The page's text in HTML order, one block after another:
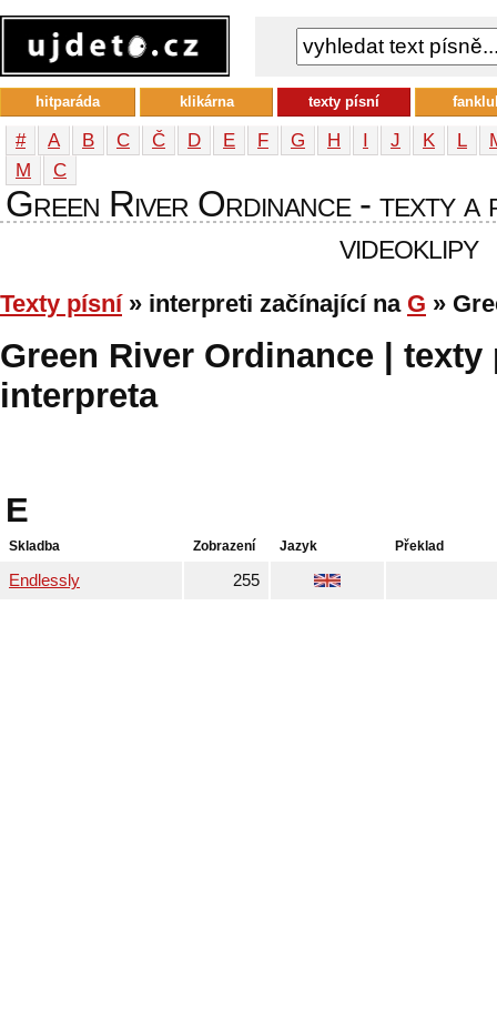
# A B C Č D E F G H I J K L
М
С
Green River Ordinance - texty a
videoklipy
Texty písní» interpreti začínající na G »
Green River Ordinance |
interpreta
E
Skladba Zobrazení Jazyk Překlad
Endlessly 255
hitparáda klikárna texty písní